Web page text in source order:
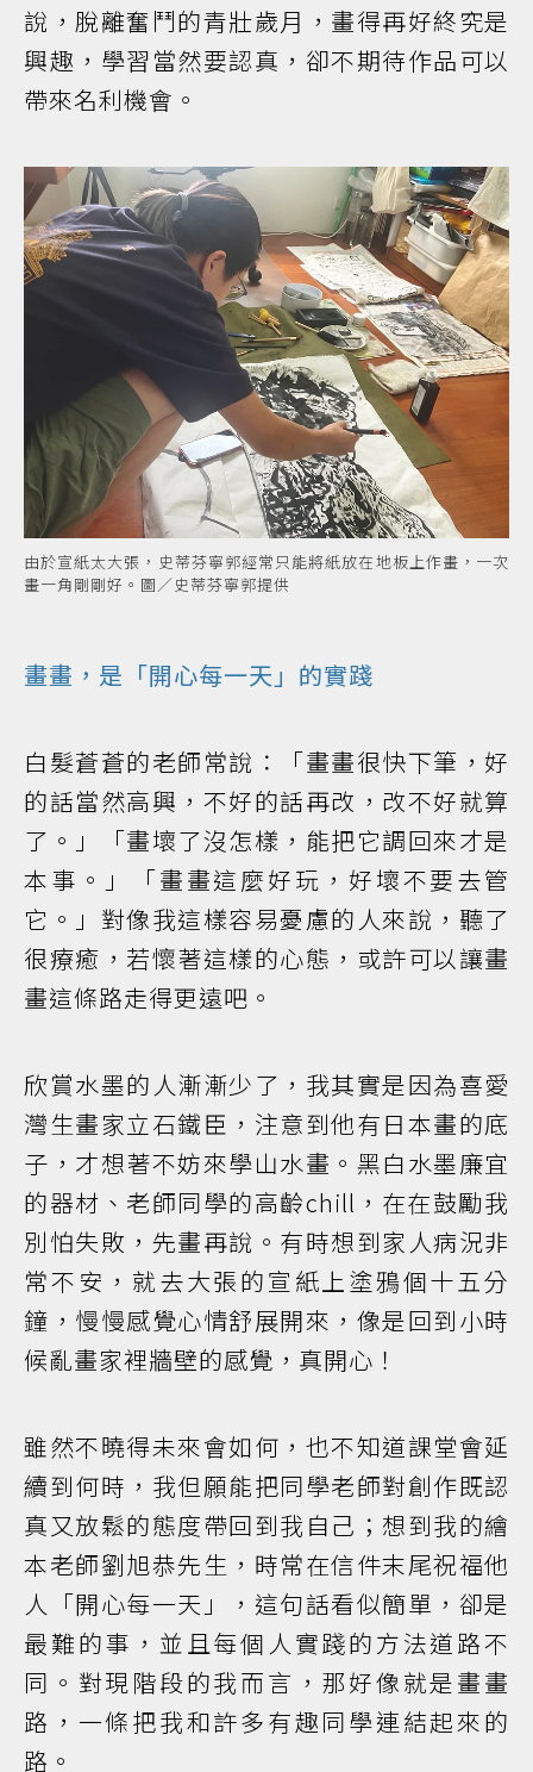
說，脫離奮鬥的青壯歲月，畫得再好終究是
興趣，學習當然要認真，卻不期待作品可以
帶來名利機會。
由於宣紙太大張，史蒂芬寧郭經常只能將紙放在地板上作畫，一次
畫一角剛剛好。圖／史蒂芬寧郭提供
畫畫，是「開心每一天」的實踐
白髮蒼蒼的老師常說：「畫畫很快下筆，好
的話當然高興，不好的話再改，改不好就算
了。」「畫壞了沒怎樣，能把它調回來才是
本事。」「畫畫這麼好玩，好壞不要去管
它。」對像我這樣容易憂慮的人來說，聽了
很療癒，若懷著這樣的心態，或許可以讓畫
畫這條路走得更遠吧。
欣賞水墨的人漸漸少了，我其實是因為喜愛
灣生畫家立石鐵臣，注意到他有日本畫的底
子，才想著不妨來學山水畫。黑白水墨廉宜
的器材、老師同學的高齡chill，在在鼓勵我
別怕失敗，先畫再說。有時想到家人病況非
常不安，就去大張的宣紙上塗鴉個十五分
鐘，慢慢感覺心情舒展開來，像是回到小時
候亂畫家裡牆壁的感覺，真開心！
雖然不曉得未來會如何，也不知道課堂會延
續到何時，我但願能把同學老師對創作既認
真又放鬆的態度帶回到我自己；想到我的繪
本老師劉旭恭先生，時常在信件末尾祝福他
人「開心每一天」，這句話看似簡單，卻是
最難的事，並且每個人實踐的方法道路不
同。對現階段的我而言，那好像就是畫畫
路，一條把我和許多有趣同學連結起來的
路。